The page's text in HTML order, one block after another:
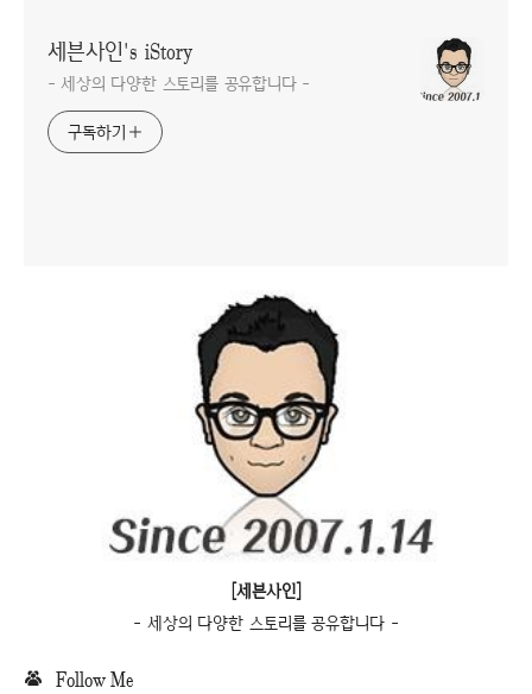
세븐사인's iStory
- 세상의 다양한 스토리를 공유합니다 -
구독하기
[세븐사인]
- 세상의 다양한 스토리를 공유합니다 -
Follow Me